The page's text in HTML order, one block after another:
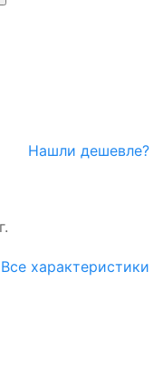
Нашли дешевле?
Все характеристики